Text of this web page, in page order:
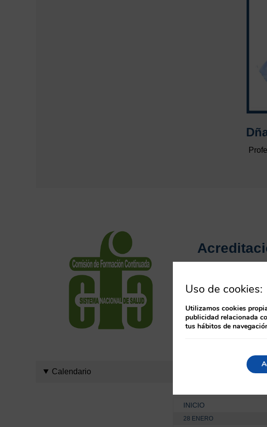
Este curso está
puntuable y
Al finalizar la
se emite en
Calendario
INICIO
28 ENERO
Uso de cookies:
Utilizamos cookies
publicidad relacionada
tus hábitos de